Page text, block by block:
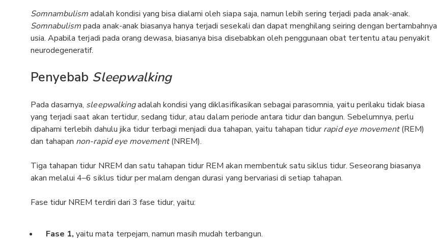
Somnambulismadalah kondisi yang bisa dialami oleh siapa saja, namun lebih sering terjadi pada anak-anak.
Somnabulismpada anak-anak biasanya hanya terjadi sesekali dan dapat menghilang seiring dengan bertambahnya
usia. Apabila terjadi pada orang dewasa, biasanya bisa disebabkan oleh penggunaan obat tertentu atau penyakit
neurodegeneratif.
Penyebab Sleepwalking
Pada dasarnya, sleepwalkingadalah kondisi yang diklasifikasikan sebagai parasomnia, yaitu perilaku tidak biasa
yang terjadi saat akan tertidur, sedang tidur, atau dalam periode antara tidur dan bangun. Sebelumnya, perlu
dipahami terlebih dahulu jika tidur terbagi menjadi dua tahapan, yaitu tahapan tidurrapid eye movement(REM)
dan tahapan non-rapid eye movement(NREM).
Tiga tahapan tidur NREM dan satu tahapan tidur REM akan membentuk satu siklus tidur. Seseorang biasanya
akan melalui 4–6 siklus tidur per malam dengan durasi yang bervariasi di setiap tahapan.
Fase tidur NREM terdiri dari 3 fase tidur, yaitu:
Fase 1, yaitu mata terpejam, namun masih mudah terbangun.